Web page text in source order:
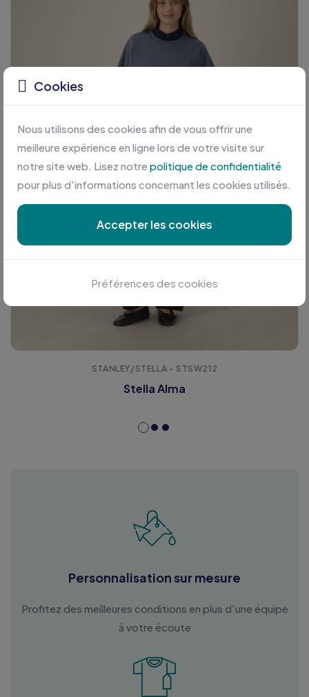
STANLEY/STELLA - STSW212
Stella Alma
Personnalisation sur mesure
Profitez des meilleures conditions en plus d'une équipe
à votre écoute
Cookies
Nous utilisons des cookies afin de vous offrir une
meilleure expérience en ligne lors de votre visite sur
notre site web. Lisez notre politique de confidentialité
pour plus d'informations concernant les cookies utilisés.
Accepter les cookies
Préférences des cookies